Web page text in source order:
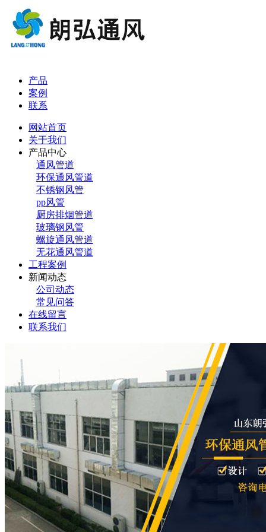
产品
案例
联系
网站首页
关于我们
产品中心
通风管道
环保通风管道
不锈钢风管
pp风管
厨房排烟管道
玻璃钢风管
螺旋通风管道
无花通风管道
工程案例
新闻动态
公司动态
常见问答
在线留言
联系我们